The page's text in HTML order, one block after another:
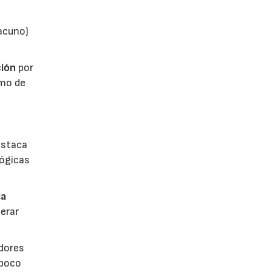
por
de